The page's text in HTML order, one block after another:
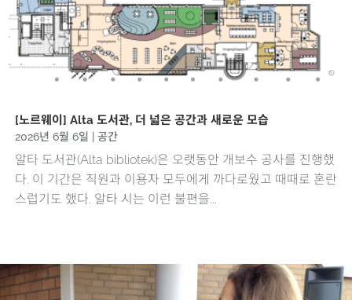
[노르웨이] Alta 도서관, 더 넓은 공간과 새로운 모습
2026년 6월 6일 공간
알타 도서관(Alta bibliotek)은 오랫동안 개보수 공사를 진행했
다. 이 기간은 직원과 이용자 모두에게 까다로웠고 때때로 혼란
스럽기도 했다. 알타 시는 이런 불편을...